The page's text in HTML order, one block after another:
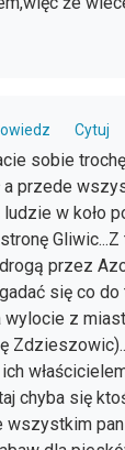
Cytuj
sobie
a przede
w koło
przez
się co
wylocie z
chyba się